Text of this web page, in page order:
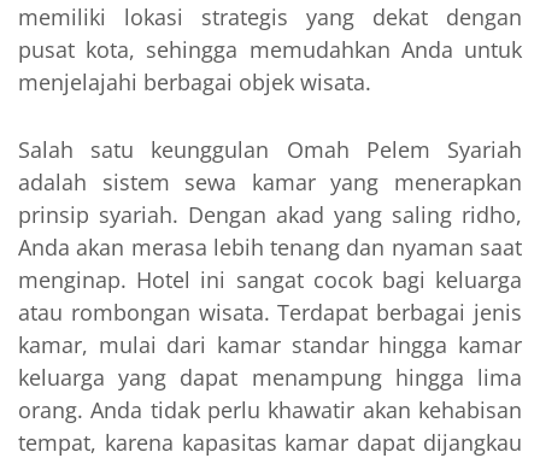
memiliki lokasi strategis yang dekat dengan
pusat kota, sehingga memudahkan Anda untuk
menjelajahi berbagai objek wisata.
Salah satu keunggulan Omah Pelem Syariah
adalah sistem sewa kamar yang menerapkan
prinsip syariah. Dengan akad yang saling ridho,
Anda akan merasa lebih tenang dan nyaman saat
menginap. Hotel ini sangat cocok bagi keluarga
atau rombongan wisata. Terdapat berbagai jenis
kamar, mulai dari kamar standar hingga kamar
keluarga yang dapat menampung hingga lima
orang. Anda tidak perlu khawatir akan kehabisan
tempat, karena kapasitas kamar dapat dijangkau